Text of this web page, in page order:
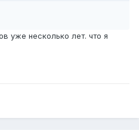
уже несколько лет. что я